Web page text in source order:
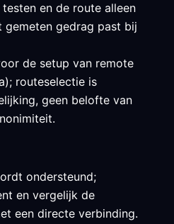
en de route alleen
gemeten gedrag past bij
de setup van remote
routeselectie is
geen belofte van
ondersteund;
en vergelijk de
een directe verbinding.